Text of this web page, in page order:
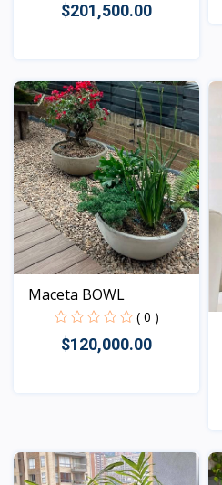
$201,500.00
Vista
Maceta BOWL
( 0 )
$120,000.00